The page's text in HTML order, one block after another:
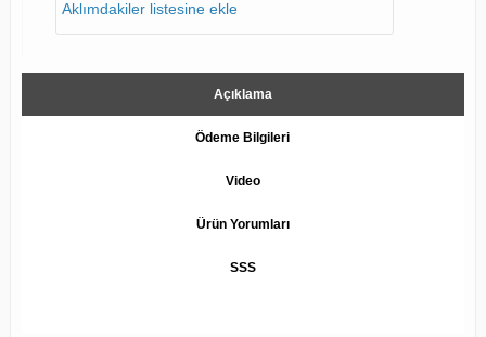
Aklımdakiler listesine ekle
Açıklama
Ödeme Bilgileri
Video
Ürün Yorumları
SSS